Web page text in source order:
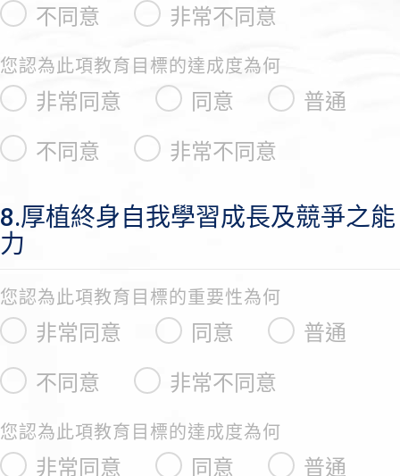
不同意
非常不同意
您認為此項教育目標的達成度為何
非常同意 同意
普通
不同意
非常不同意
8.厚植終身自我學習成長及競爭之能
力
您認為此項教育目標的重要性為何
非常同意 同意
普通
不同意
非常不同意
您認為此項教育目標的達成度為何
非常同意 同意 普通